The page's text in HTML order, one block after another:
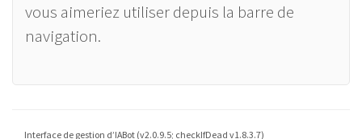
vous aimeriez utiliser depuis la barre de
navigation.
Interface de gestion d’IABot (v2.0.9.5; checkIfDead v1.8.3.7)